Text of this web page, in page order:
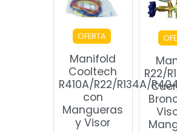
OFERTA
Manifold
Cooltech
R410A/R22/R134A/
con
Mangueras
y Visor
R22/